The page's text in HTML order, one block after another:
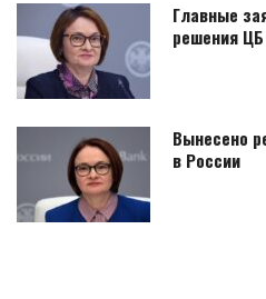
Главные
решения
Вынесено
в России